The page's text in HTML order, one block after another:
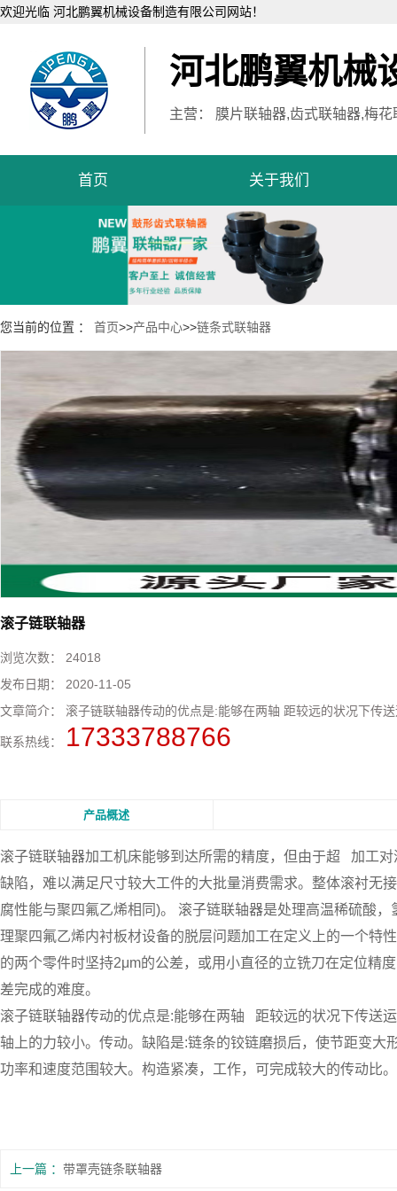
欢迎光临 河北鹏翼机械设备制造有限公司网站！
河北鹏翼机械
主营： 膜片联轴器,齿式联轴器,梅
首页 关于我们
您当前的位置 ： 首页>>产品中心>>链条式联轴器
滚子链联轴器
浏览次数： 24018
发布日期： 2020-11-05
文章简介： 滚子链联轴器传动的优点是:能够在两轴 距较远的状况下传
联系热线： 17333788766
产品概述
滚子链联轴器加工机床能够到达所需的精度，但由于超 加工
缺陷，难以满足尺寸较大工件的大批量消费需求。整体滚衬无
腐性能与聚四氟乙烯相同)。 滚子链联轴器是处理高温稀硫酸
理聚四氟乙烯内衬板材设备的脱层问题加工在定义上的一个特
的两个零件时坚持2μm的公差，或用小直径的立铣刀在定位精
差完成的难度。
滚子链联轴器传动的优点是:能够在两轴 距较远的状况下传送
轴上的力较小。传动。缺陷是:链条的铰链磨损后，使节距变
功率和速度范围较大。构造紧凑，工作，可完成较大的传动比
上一篇 带罩壳链条联轴器